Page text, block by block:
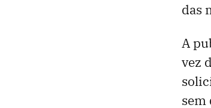
das
A
vez
sem